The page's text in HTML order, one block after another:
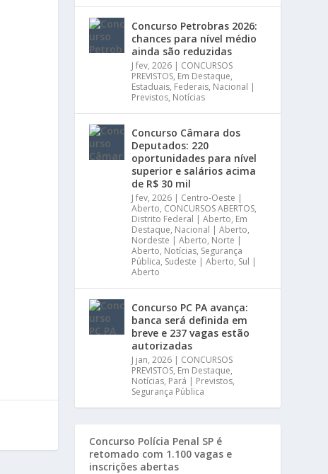
Concurso Petrobras 2026:
chances para nível médio
ainda são reduzidas
J fev, 2026 | CONCURSOS
PREVISTOS, Em Destaque,
Estaduais, Federais, Nacional |
Previstos, Notícias
Concurso Câmara dos
Deputados: 220
oportunidades para nível
superior e salários acima
de R$ 30 mil
J fev, 2026 | Centro-Oeste |
Aberto, CONCURSOS ABERTOS,
Distrito Federal | Aberto, Em
Destaque, Nacional | Aberto,
Nordeste | Aberto, Norte |
Aberto, Notícias, Segurança
Pública, Sudeste | Aberto, Sul |
Aberto
Concurso PC PA avança:
banca será definida em
breve e 237 vagas estão
autorizadas
J jan, 2026 | CONCURSOS
PREVISTOS, Em Destaque,
Notícias, Pará | Previstos,
Segurança Pública
Concurso Polícia Penal SP é
retomado com 1.100 vagas e
inscrições abertas